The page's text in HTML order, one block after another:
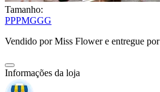
Tamanho:
PPPMGGG
Vendido porMiss Flowere entregue por
Informações da loja